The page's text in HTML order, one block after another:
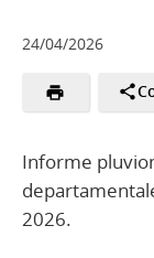
24/04/2026
Informe
2026.